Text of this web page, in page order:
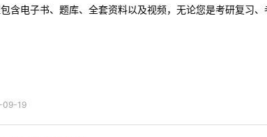
含电子书、题库、全套资料以及视频，无论您是考研复习
09-19